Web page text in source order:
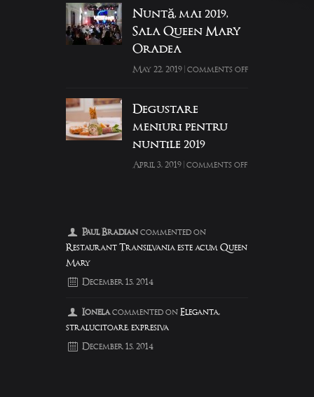
Nuntă, mai 2019,
Sala Queen Mary
Oradea
May 22, 2019 comments off
Degustare
meniuri pentru
nuntile 2019
April 3, 2019 comments off
Paul Bradiancommented on
Restaurant Transilvania este acum Queen
Mary
December 15, 2014
Ionelacommented on Eleganta,
stralucitoare, expresiva
December 15, 2014